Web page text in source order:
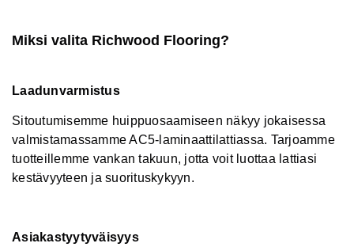
Miksi valita Richwood Flooring?
Laadunvarmistus
Sitoutumisemme huippuosaamiseen näkyy jokaisessa
valmistamassamme AC5-laminaattilattiassa. Tarjoamme
tuotteillemme vankan takuun, jotta voit luottaa lattiasi
kestävyyteen ja suorituskykyyn.
Asiakastyytyväisyys